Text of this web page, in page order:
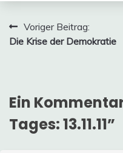
Voriger Beitrag:
Die Krise der Demokratie
Ein
Tages: 13.11.11”